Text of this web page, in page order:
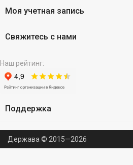
Моя учетная запись
Свяжитесь с нами
Наш рейтинг:
Поддержка
Держава © 2015—2026